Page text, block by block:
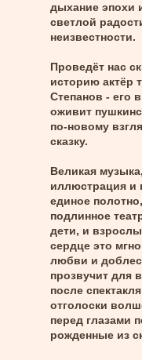
дыхание эпохи
светлой
неизвестности.
Проведёт нас
историю актёр
Степанов - его
оживит
по‑новому
сказку.
Великая
иллюстрация и
единое
подлинное
дети, и
сердце это
любви и
прозвучит для
после
отголоски
перед глазами
рожденные из